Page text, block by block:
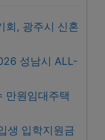
회, 광주시 신혼
성남시 ALL-
만원임대주택
생 입학지원금